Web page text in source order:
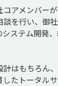
アメンバー
を行い、御
ステム開発
はもちろん
たトータルサ